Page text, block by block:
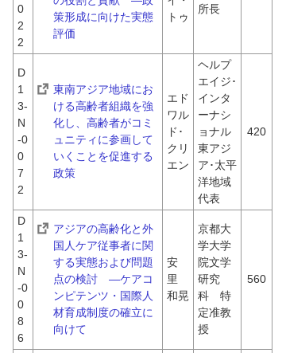
0
2
2
策形成に向けた実態
評価
トゥ
所長
D
1
3-
N
-0
0
7
2
東南アジア地域にお
ける高齢者組織を強
化し、高齢者がコミ
ュニティに参画して
いくことを促進する
政策
エド
ワル
ド･
クリ
エン
ヘルプ
エイジ･
インタ
ーナシ
ョナル
東アジ
ア･太平
洋地域
代表
420
D
1
3-
N
-0
0
8
6
アジアの高齢化と外
国人ケア従事者に関
する実態および問題
点の検討　―ケアコ
ンピテンツ・国際人
材育成制度の確立に
向けて
安
里
和晃
京都大
学大学
院文学
研究
科　特
定准教
授
560